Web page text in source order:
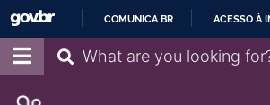
COMUNICA BR ACESSO À
Pesquisar